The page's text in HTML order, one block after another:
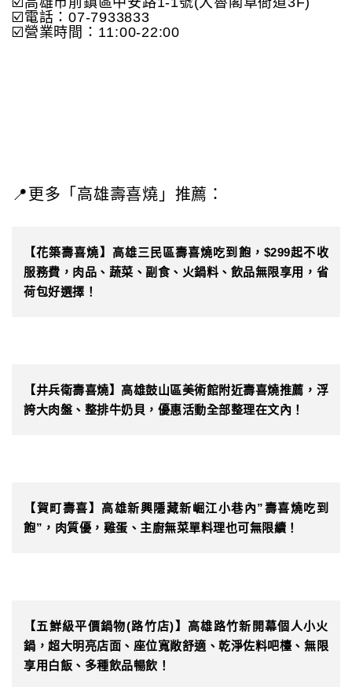
☑️電話：07-7933833
☑️營業時間：11:00-22:00
📍更多「高雄壽喜燒」推薦：
【花築壽喜燒】高雄三民區壽喜燒吃到飽，$299起不收
服務費，肉品、蔬菜、副食、火鍋料、飲品無限享用，省
荷包好選擇！
【井兵衛壽喜燒】高雄鼓山區美術館附近壽喜燒推薦，浮
誇大肉盤、整排牛奶貝，優惠活動全部整理在文內！
【賀町壽喜】高雄新興隱藏新崛江小巷內”壽喜燒吃到
飽”，肉質優，雞蛋、主廚無菜單料理也可無限續！
【五鮮級平價鍋物(路竹店)】高雄路竹新開幕個人小火
鍋，超大明亮店面、座位寬敞舒適、乾淨佐料吧檯、無限
享用白飯、多種飲品暢飲！